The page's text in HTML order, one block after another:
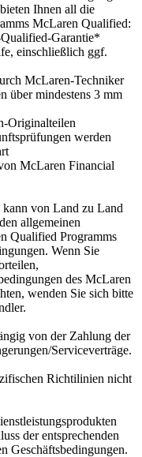
Ihnen all die
McLaren Qualified:
Garantie*
einschließlich ggf.
McLaren-Techniker
über mindestens 3 mm
Originalteilen
werden
McLaren Financial
von Land zu Land
allgemeinen
Qualified Programms
Wenn Sie
des McLaren
wenden Sie sich bitte
von der Zahlung der
Serviceverträge.
Richtilinien nicht
der entsprechenden
Geschäftsbedingungen.